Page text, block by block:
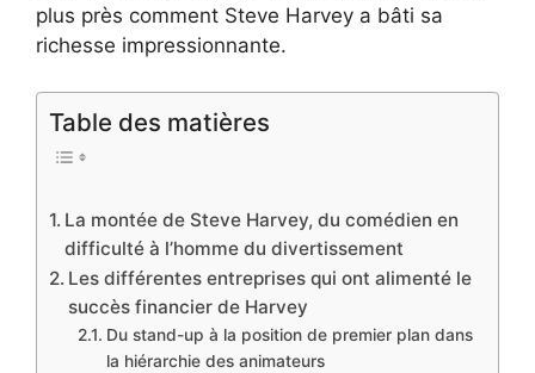
plus près comment Steve Harvey a bâti sa
richesse impressionnante.
Table des matières
La montée de Steve Harvey, du comédien en
difficulté à l’homme du divertissement
Les différentes entreprises qui ont alimenté le
succès financier de Harvey
Du stand-up à la position de premier plan dans
la hiérarchie des animateurs